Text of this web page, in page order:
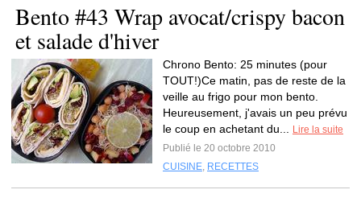
Bento #43 Wrap avocat/crispy bacon
et salade d'hiver
Chrono Bento: 25 minutes (pour
TOUT!)Ce matin, pas de reste de la
veille au frigo pour mon bento.
Heureusement, j'avais un peu prévu
le coup en achetant du...
Lire la suite
Publié le 20 octobre 2010
CUISINE, RECETTES